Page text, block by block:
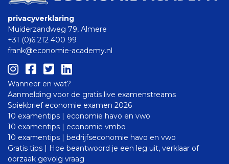
privacyverklaring
Muiderzandweg 79, Almere
+31 (0)6 212 400 99
frank@economie-academy.nl
Wanneer en wat?
Aanmelding voor de gratis live examenstreams
Spiekbrief economie examen 2026
10 examentips | economie havo en vwo
10 examentips | economie vmbo
10 examentips | bedrijfseconomie havo en vwo
Gratis tips | Hoe beantwoord je een leg uit, verklaar of
oorzaak gevolg vraag